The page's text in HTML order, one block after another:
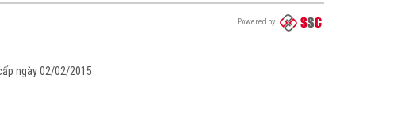
Powered by
ngày 02/02/2015